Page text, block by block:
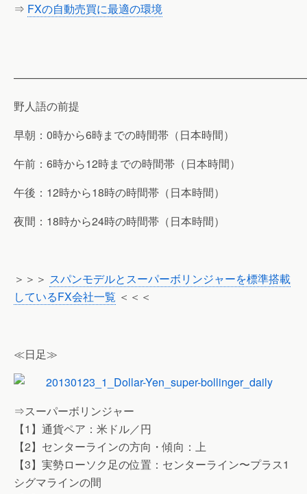
⇒ FXの自動売買に最適の環境
野人語の前提
早朝：0時から6時までの時間帯（日本時間）
午前：6時から12時までの時間帯（日本時間）
午後：12時から18時の時間帯（日本時間）
夜間：18時から24時の時間帯（日本時間）
＞＞＞ スパンモデルとスーパーボリンジャーを標準搭載
しているFX会社一覧 ＜＜＜
≪日足≫
⇒スーパーボリンジャー
【1】通貨ペア：米ドル／円
【2】センターラインの方向・傾向：上
【3】実勢ローソク足の位置：センターライン〜プラス1
シグマラインの間